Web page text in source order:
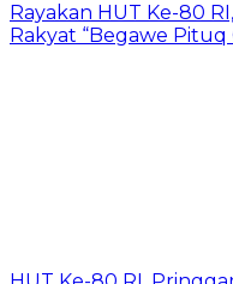
Rayakan HUT Ke-80
Rakyat “Begawe Pituq